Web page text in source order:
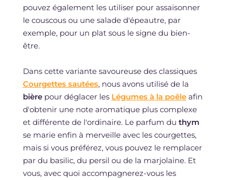
pouvez également les utiliser pour assaisonner
le couscous ou une salade d'épeautre, par
exemple, pour un plat sous le signe du bien-
être.
Dans cette variante savoureuse des classiques
Courgettes sautées, nous avons utilisé de la
bièrepour déglacer les Légumes à la poêleafin
d'obtenir une note aromatique plus complexe
et différente de l'ordinaire. Le parfum du thym
se marie enfin à merveille avec les courgettes,
mais si vous préférez, vous pouvez le remplacer
par du basilic, du persil ou de la marjolaine. Et
vous, avec quoi accompagnerez-vous les